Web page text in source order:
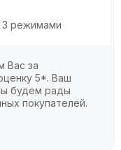
3 режимами
Вас за
5*. Ваш
будем рады
покупателей.